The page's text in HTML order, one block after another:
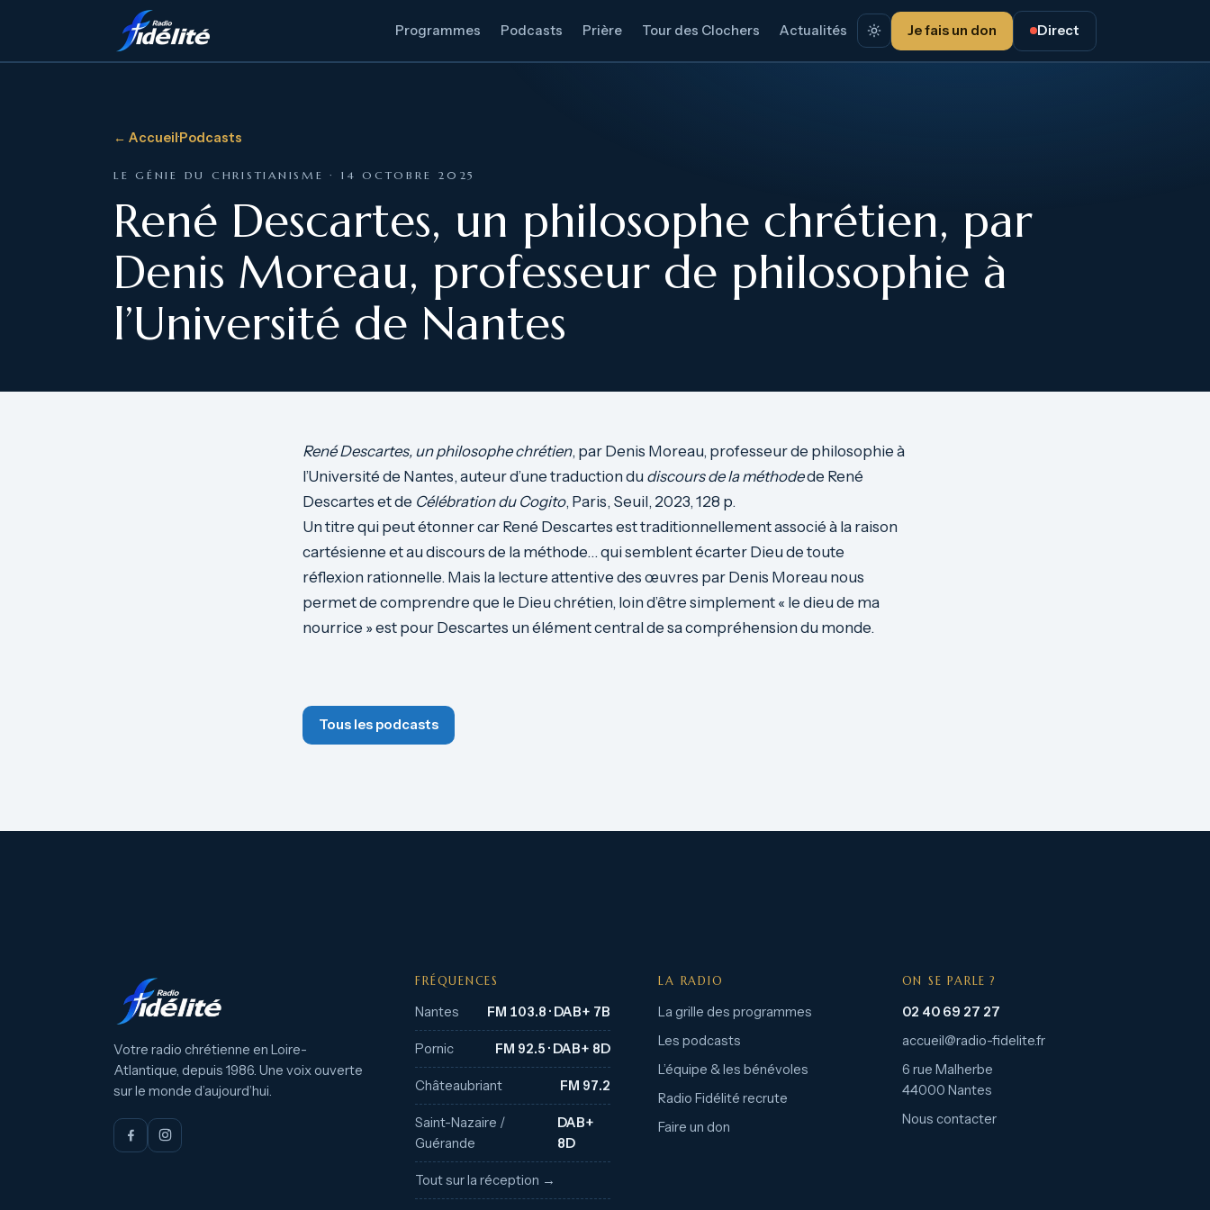
Programmes Podcasts Prière Tour des Clochers Actualités Je fais un don Direct
← Accueil·Podcasts
LE GÉNIE DU CHRISTIANISME · 14 OCTOBRE 2025
René Descartes, un philosophe chrétien, par
Denis Moreau, professeur de philosophie à
l’Université de Nantes
René Descartes, un philosophe chrétien, par Denis Moreau, professeur de philosophie à
l’Université de Nantes, auteur d’une traduction du discours de la méthodede René
Descartes et de Célébration du Cogito, Paris, Seuil, 2023, 128 p.
Un titre qui peut étonner car René Descartes est traditionnellement associé à la raison
cartésienne et au discours de la méthode… qui semblent écarter Dieu de toute
réflexion rationnelle. Mais la lecture attentive des œuvres par Denis Moreau nous
permet de comprendre que le Dieu chrétien, loin d’être simplement « le dieu de ma
nourrice » est pour Descartes un élément central de sa compréhension du monde.
Tous les podcasts
Votre radio chrétienne en Loire-
Atlantique, depuis 1986. Une voix ouverte
sur le monde d’aujourd’hui.
FRÉQUENCES
Nantes FM 103.8 · DAB+ 7B
Pornic FM 92.5 · DAB+ 8D
Châteaubriant FM 97.2
Saint-Nazaire /
Guérande
DAB+
8D
Tout sur la réception →
LA RADIO
La grille des programmes
Les podcasts
L’équipe & les bénévoles
Radio Fidélité recrute
Faire un don
ON SE PARLE ?
02 40 69 27 27
accueil@radio-fidelite.fr
6 rue Malherbe
44000 Nantes
Nous contacter